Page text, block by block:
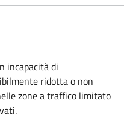
incapacità di
ridotta o non
zone a traffico limitato